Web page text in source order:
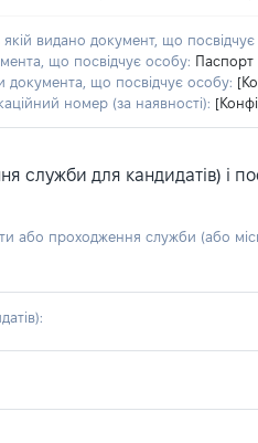
якій видано документ, що
що посвідчує особу: Паспорт
документа, що посвідчує особу:
номер (за наявності):
для кандидатів) і
або проходження служби (або